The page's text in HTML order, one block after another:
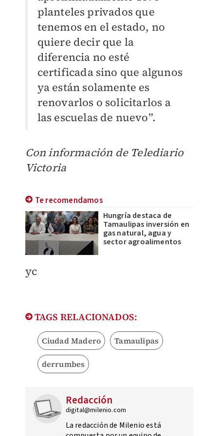
planteles privados que
tenemos en el estado, no
quiere decir que la
diferencia no esté
certificada sino que algunos
ya están solamente es
renovarlos o solicitarlos a
las escuelas de nuevo”.
Con información de Telediario
Victoria
Te recomendamos
Hungría destaca de
Tamaulipas inversión en
gas natural, agua y
sector agroalimentos
yc
TAGS RELACIONADOS:
Ciudad Madero Tamaulipas
derrumbes
Redacción
digital@milenio.com
La redacción de Milenio está